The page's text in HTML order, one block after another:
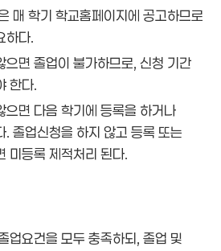
매 학기 학교홈페이지에 공고하므로
하다.
으면 졸업이 불가하므로, 신청 기간
한다.
으면 다음 학기에 등록을 하거나
. 졸업신청을 하지 않고 등록 또는
미등록 제적처리 된다.
업요건을 모두 충족하되, 졸업 및